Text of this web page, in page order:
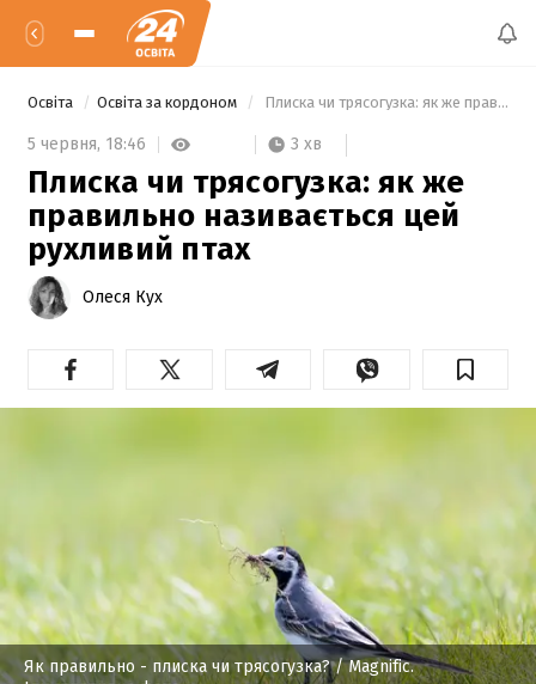
Освіта Освіта за кордоном Плиска чи трясогузка: як же правильно називається цей рухливий птах
5 червня, 18:46 3 хв
Плиска чи трясогузка: як же
правильно називається цей
рухливий птах
Олеся Кух
Як правильно - плиска чи трясогузка?/ Мagnific.